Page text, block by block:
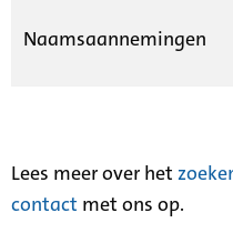
Naamsaannemingen
Lees meer over het
contact met ons op.